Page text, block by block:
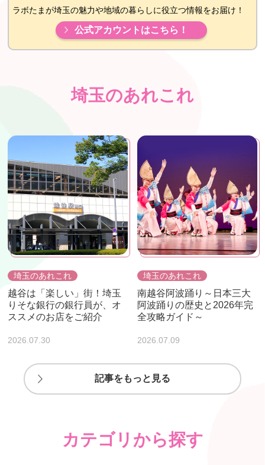
ラボたまが埼玉の魅力や地域の暮らしに役立つ情報をお届け！
公式アカウントはこちら！
埼玉のあれこれ
埼玉のあれこれ
越谷は「楽しい」街！埼玉
りそな銀行の銀行員が、オ
ススメのお店をご紹介
2026.07.30
埼玉のあれこれ
南越谷阿波踊り～日本三大
阿波踊りの歴史と2026年完
全攻略ガイド～
2026.07.09
記事をもっと見る
カテゴリから探す